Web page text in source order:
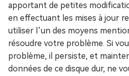
apportant de petites
en effectuant les mises à jour
utiliser l’un des moyens
résoudre votre problème. Si
problème, il persiste, et
données de ce disque dur, ne